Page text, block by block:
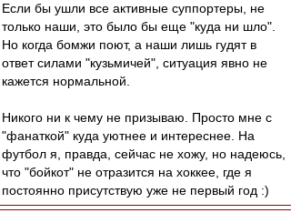
Если бы ушли все активные суппортеры, не
только наши, это было бы еще "куда ни шло".
Но когда бомжи поют, а наши лишь гудят в
ответ силами "кузьмичей", ситуация явно не
кажется нормальной.
Никого ни к чему не призываю. Просто мне с
"фанаткой" куда уютнее и интереснее. На
футбол я, правда, сейчас не хожу, но надеюсь,
что "бойкот" не отразится на хоккее, где я
постоянно присутствую уже не первый год :)